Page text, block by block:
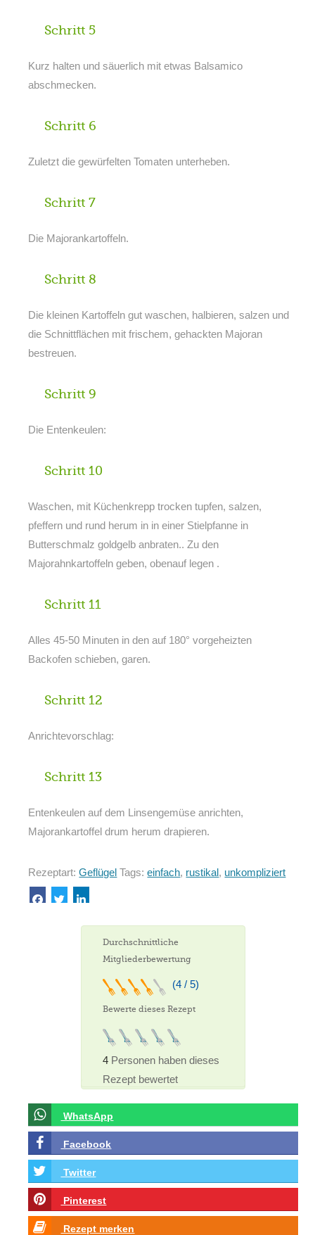
Schritt 5
Kurz halten und säuerlich mit etwas Balsamico
abschmecken.
Schritt 6
Zuletzt die gewürfelten Tomaten unterheben.
Schritt 7
Die Majorankartoffeln.
Schritt 8
Die kleinen Kartoffeln gut waschen, halbieren, salzen und
die Schnittflächen mit frischem, gehackten Majoran
bestreuen.
Schritt 9
Die Entenkeulen:
Schritt 10
Waschen, mit Küchenkrepp trocken tupfen, salzen,
pfeffern und rund herum in in einer Stielpfanne in
Butterschmalz goldgelb anbraten.. Zu den
Majorahnkartoffeln geben, obenauf legen .
Schritt 11
Alles 45-50 Minuten in den auf 180° vorgeheizten
Backofen schieben, garen.
Schritt 12
Anrichtevorschlag:
Schritt 13
Entenkeulen auf dem Linsengemüse anrichten,
Majorankartoffel drum herum drapieren.
Rezeptart:Geflügel Tags:einfach, rustikal, unkompliziert
Durchschnittliche
Mitgliederbewertung
(4 / 5)
Bewerte dieses Rezept
4 Personen haben dieses
Rezept bewertet
WhatsApp
Facebook
Twitter
Pinterest
Rezept merken